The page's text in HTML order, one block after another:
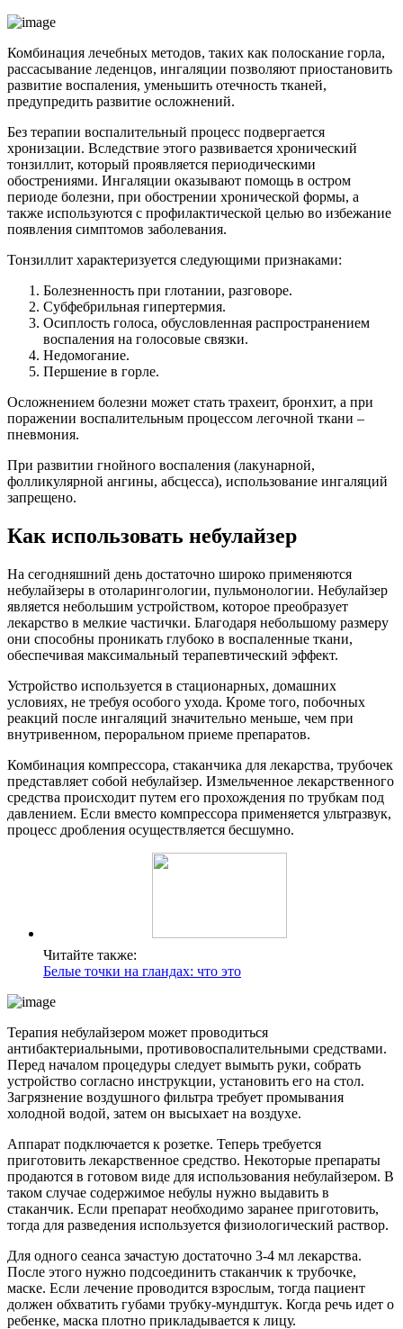
Комбинация лечебных методов, таких как полоскание горла,
рассасывание леденцов, ингаляции позволяют приостановить
развитие воспаления, уменьшить отечность тканей,
предупредить развитие осложнений.
Без терапии воспалительный процесс подвергается
хронизации. Вследствие этого развивается хронический
тонзиллит, который проявляется периодическими
обострениями. Ингаляции оказывают помощь в остром
периоде болезни, при обострении хронической формы, а
также используются с профилактической целью во избежание
появления симптомов заболевания.
Тонзиллит характеризуется следующими признаками:
Болезненность при глотании, разговоре.
Субфебрильная гипертермия.
Осиплость голоса, обусловленная распространением
воспаления на голосовые связки.
Недомогание.
Першение в горле.
Осложнением болезни может стать трахеит, бронхит, а при
поражении воспалительным процессом легочной ткани –
пневмония.
При развитии гнойного воспаления (лакунарной,
фолликулярной ангины, абсцесса), использование ингаляций
запрещено.
Как использовать небулайзер
На сегодняшний день достаточно широко применяются
небулайзеры в отоларингологии, пульмонологии. Небулайзер
является небольшим устройством, которое преобразует
лекарство в мелкие частички. Благодаря небольшому размеру
они способны проникать глубоко в воспаленные ткани,
обеспечивая максимальный терапевтический эффект.
Устройство используется в стационарных, домашних
условиях, не требуя особого ухода. Кроме того, побочных
реакций после ингаляций значительно меньше, чем при
внутривенном, пероральном приеме препаратов.
Комбинация компрессора, стаканчика для лекарства, трубочек
представляет собой небулайзер. Измельченное лекарственного
средства происходит путем его прохождения по трубкам под
давлением. Если вместо компрессора применяется ультразвук,
процесс дробления осуществляется бесшумно.
Читайте также:
Белые точки на гландах: что это
Терапия небулайзером может проводиться
антибактериальными, противовоспалительными средствами.
Перед началом процедуры следует вымыть руки, собрать
устройство согласно инструкции, установить его на стол.
Загрязнение воздушного фильтра требует промывания
холодной водой, затем он высыхает на воздухе.
Аппарат подключается к розетке. Теперь требуется
приготовить лекарственное средство. Некоторые препараты
продаются в готовом виде для использования небулайзером. В
таком случае содержимое небулы нужно выдавить в
стаканчик. Если препарат необходимо заранее приготовить,
тогда для разведения используется физиологический раствор.
Для одного сеанса зачастую достаточно 3-4 мл лекарства.
После этого нужно подсоединить стаканчик к трубочке,
маске. Если лечение проводится взрослым, тогда пациент
должен обхватить губами трубку-мундштук. Когда речь идет о
ребенке, маска плотно прикладывается к лицу.